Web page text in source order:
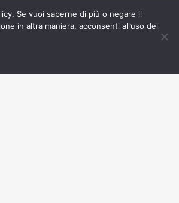
Se vuoi saperne di più o negare il
in altra maniera, acconsenti all’uso dei